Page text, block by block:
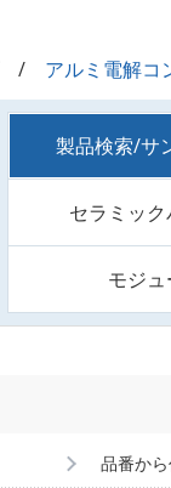
アルミ電解コ
製品検索/サ
セラミッ
モジ
品番か